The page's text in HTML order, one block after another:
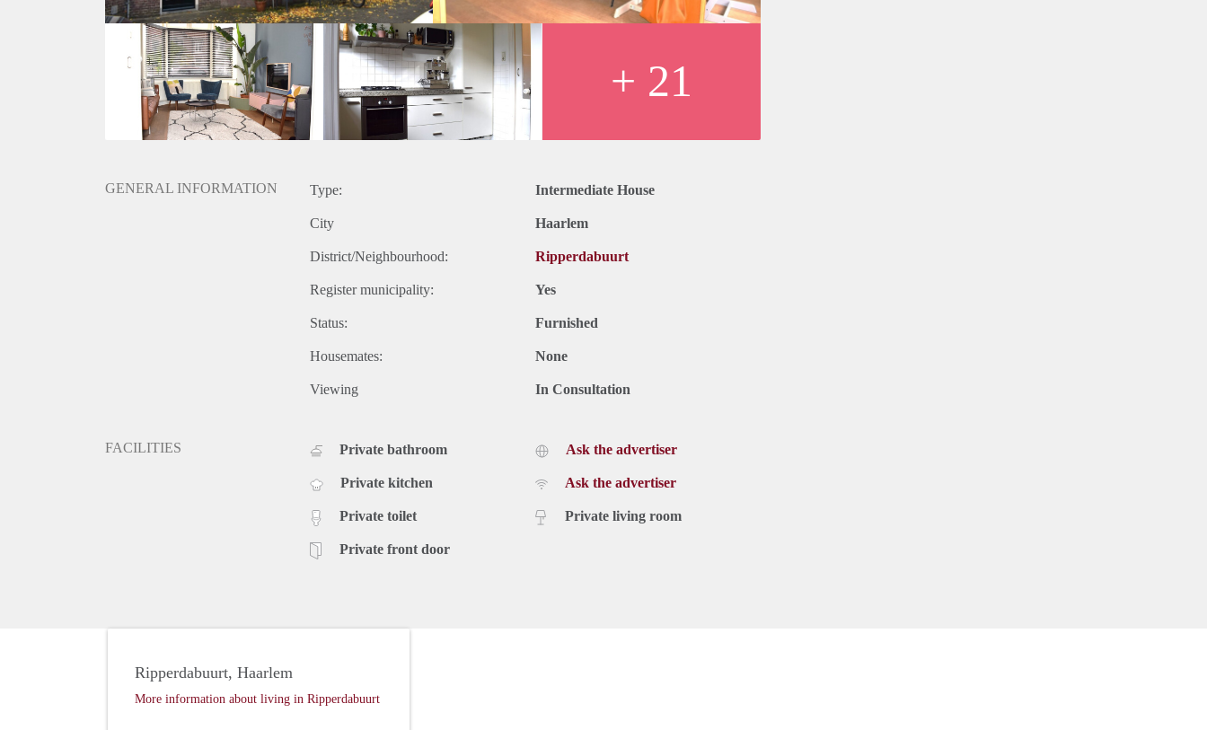
Badkamer met douche, ligbad, WC en wastafelmeubel;
Beschikbaar per 1 mei voor een periode van 1 jaar met eventueel verlenging voor nog 6 maanden:
Zonnige tuin (zuidligging);
Geliefde woonomgeving (Kleverpark) vlakbij goede (internationale) scholen, NS station en het centrum van
Haarlem;
De woning wordt gestoffeerd, ongemeubileerd aangeboden;
Huurprijs is exclusief g/w/e/ TV internet en gebruikerslasten;
Goed geïsoleerde woning, laag energieverbruik;
+ 21
GENERAL INFORMATION Type: Intermediate House
City Haarlem
District/Neighbourhood: Ripperdabuurt
Register municipality: Yes
Status: Furnished
Housemates: None
Viewing In Consultation
FACILITIES Private bathroom
Private kitchen
Private toilet
Private front door
Ask the advertiser
Ask the advertiser
Private living room
Ripperdabuurt, Haarlem
More information about living in Ripperdabuurt